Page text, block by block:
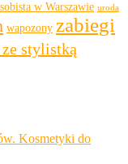
w Warszawie uroda
wapozony zabiegi
stylistką
Kosmetyki do